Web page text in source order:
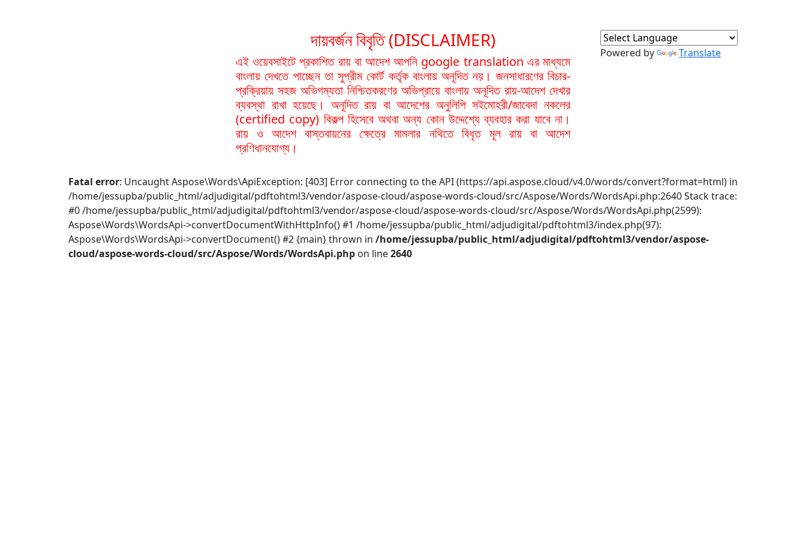
Powered by Translate
দায়বর্জন বিবৃতি (DISCLAIMER)
এই ওয়েবসাইটে প্রকাশিত রায় বা আদেশ আপনি google translation এর মাধ্যমে
বাংলায় দেখতে পাচ্ছেন তা সুপ্রীম কোর্ট কর্তৃক বাংলায় অনূদিত নয়। জনসাধারণের বিচার-
প্রক্রিয়ায় সহজ অভিগম্যতা নিশ্চিতকরণের অভিপ্রায়ে বাংলায় অনূদিত রায়-আদেশ দেখার
ব্যবস্থা রাখা হয়েছে। অনূদিত রায় বা আদেশের অনুলিপি সইমোহরী/জাবেদা নকলের
(certified copy) বিকল্প হিসেবে অথবা অন্য কোন উদ্দেশ্যে ব্যবহার করা যাবে না।
রায় ও আদেশ বাস্তবায়নের ক্ষেত্রে মামলার নথিতে বিধৃত মূল রায় বা আদেশ
প্রণিধানযোগ্য।
Fatal error: Uncaught Aspose\Words\ApiException: [403] Error connecting to the API (https://api.aspose.cloud/v4.0/words/convert?format=html) in
/home/jessupba/public_html/adjudigital/pdftohtml3/vendor/aspose-cloud/aspose-words-cloud/src/Aspose/Words/WordsApi.php:2640 Stack trace:
#0 /home/jessupba/public_html/adjudigital/pdftohtml3/vendor/aspose-cloud/aspose-words-cloud/src/Aspose/Words/WordsApi.php(2599):
Aspose\Words\WordsApi->convertDocumentWithHttpInfo() #1 /home/jessupba/public_html/adjudigital/pdftohtml3/index.php(97):
Aspose\Words\WordsApi->convertDocument() #2 {main} thrown in /home/jessupba/public_html/adjudigital/pdftohtml3/vendor/aspose-
cloud/aspose-words-cloud/src/Aspose/Words/WordsApi.php on line2640